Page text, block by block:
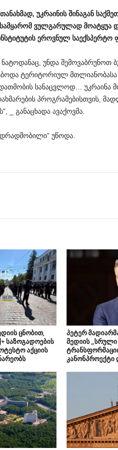
თანახმად, უკრაინის შინაგან
სამყარომ ვულგარულად მოატყუა
ეროვნულ საექსპერტო
უნდა შემოვაბრუნოთ
ტერიტორიულ
სანაცვლოდ… უკრაინა
პროგრამებისთვის,
_ განაცხადა ავაქოვმა.
უწოდა.
ცნობით,
საზოგადოების
აქციის
პეტერ
მედიის „სრული
კანონპროექტი